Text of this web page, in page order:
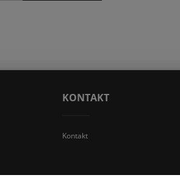
KONTAKT
Kontakt